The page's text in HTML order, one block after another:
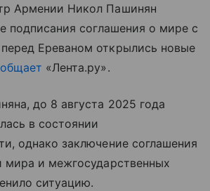
Армении Никол Пашинян
подписания соглашения о мире с
Ереваном открылись новые
«Лента.ру».
до 8 августа 2025 года
в состоянии
однако заключение соглашения
мира и межгосударственных
ситуацию.